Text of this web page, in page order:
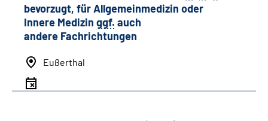
bevorzugt, für Allgemeinmedizin oder
Innere Medizin ggf. auch
andere Fachrichtungen
Eußerthal